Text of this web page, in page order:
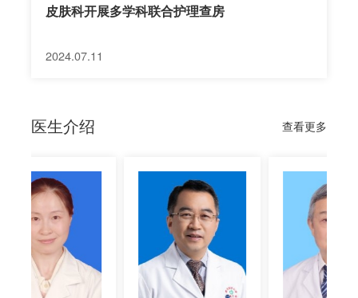
皮肤科开展多学科联合护理查房
2024.07.11
医生介绍 查看更多